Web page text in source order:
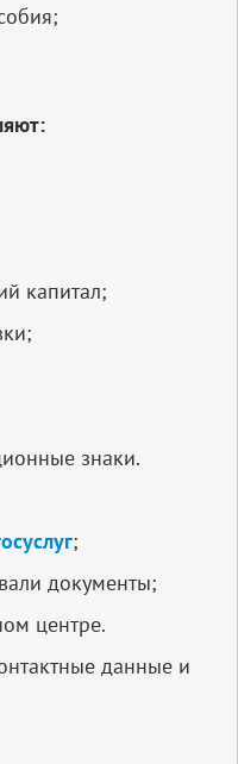
капитал;
знаки.
;
документы;
центре.
данные и